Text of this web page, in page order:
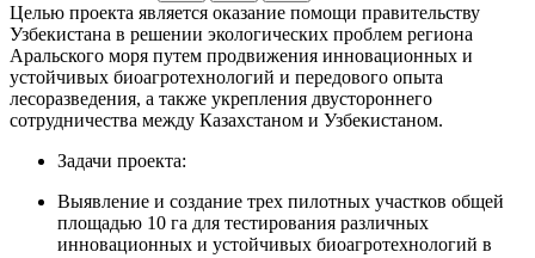
Целью проекта является оказание помощи правительству
Узбекистана в решении экологических проблем региона
Аральского моря путем продвижения инновационных и
устойчивых биоагротехнологий и передового опыта
лесоразведения, а также укрепления двустороннего
сотрудничества между Казахстаном и Узбекистаном.
Задачи проекта:
Выявление и создание трех пилотных участков общей
площадью 10 га для тестирования различных
инновационных и устойчивых биоагротехнологий в